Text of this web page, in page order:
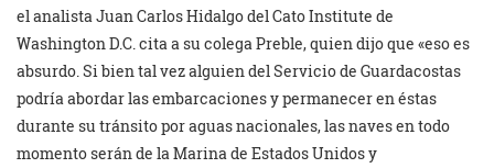
el analista Juan Carlos Hidalgo del Cato Institute de
Washington D.C. cita a su colega Preble, quien dijo que «eso es
absurdo. Si bien tal vez alguien del Servicio de Guardacostas
podría abordar las embarcaciones y permanecer en éstas
durante su tránsito por aguas nacionales, las naves en todo
momento serán de la Marina de Estados Unidos y